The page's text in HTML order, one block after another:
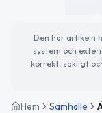
Den här artikeln
system och
korrekt, sakligt
Hem Samhälle